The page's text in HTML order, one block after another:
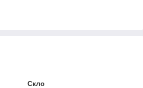
Скло